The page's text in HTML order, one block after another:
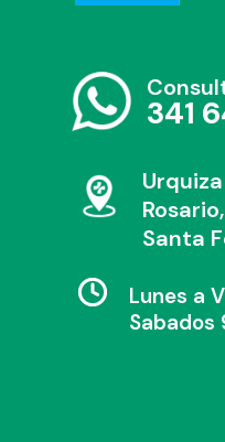
341
Rosario,
Santa
Lunes a
Sabados